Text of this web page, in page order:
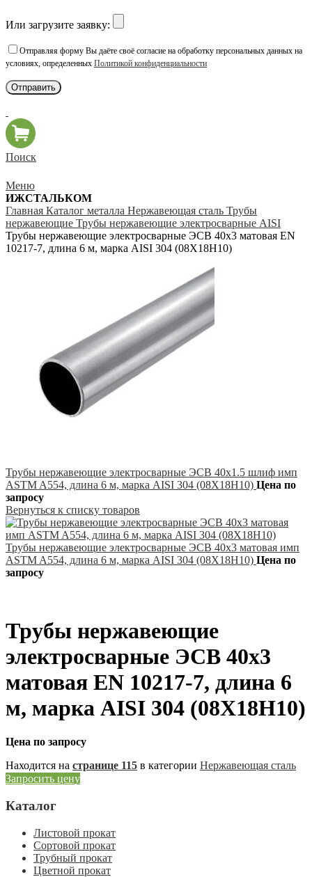
Или загрузите заявку:
Отправляя форму Вы даёте своё согласие на обработку персональных данных на
условиях, определенных Политикой конфиденциальности
Поиск
Меню
ИЖСТАЛЬКОМ
Главная Каталог металла Нержавеющая сталь Трубы
нержавеющие Трубы нержавеющие электросварные AISI
Трубы нержавеющие электросварные ЭСВ 40х3 матовая EN
10217-7, длина 6 м, марка AISI 304 (08Х18Н10)
Трубы нержавеющие электросварные ЭСВ 40х1.5 шлиф имп
ASTM A554, длина 6 м, марка AISI 304 (08Х18Н10) Цена по
запросу
Вернуться к списку товаров
Трубы нержавеющие электросварные ЭСВ 40х3 матовая имп
ASTM A554, длина 6 м, марка AISI 304 (08Х18Н10) Цена по
запросу
Трубы нержавеющие
электросварные ЭСВ 40х3
матовая EN 10217-7, длина 6
м, марка AISI 304 (08Х18Н10)
Цена по запросу
Находится на странице 115 в категории Нержавеющая сталь
Запросить цену
Каталог
Листовой прокат
Сортовой прокат
Трубный прокат
Цветной прокат